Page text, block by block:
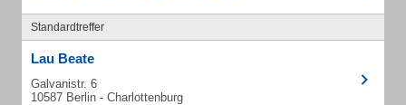
Standardtreffer
Lau Beate
Galvanistr. 6
10587 Berlin - Charlottenburg